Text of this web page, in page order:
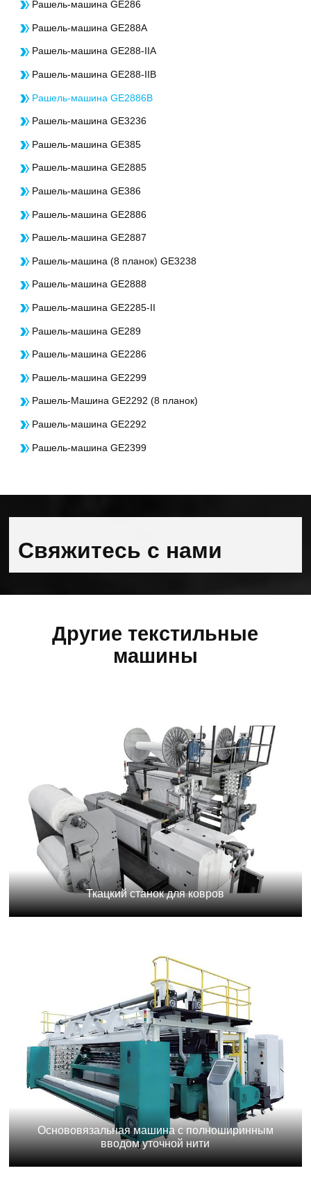
Рашель-машина GE286
Рашель-машина GE288A
Рашель-машина GE288-IIA
Рашель-машина GE288-IIB
Рашель-машина GE2886B
Рашель-машина GE3236
Рашель-машина GE385
Рашель-машина GE2885
Рашель-машина GE386
Рашель-машина GE2886
Рашель-машина GE2887
Рашель-машина (8 планок) GE3238
Рашель-машина GE2888
Рашель-машина GE2285-II
Рашель-машина GE289
Рашель-машина GE2286
Рашель-машина GE2299
Рашель-Машина GE2292 (8 планок)
Рашель-машина GE2292
Рашель-машина GE2399
Свяжитесь с нами
Другие текстильные
машины
Ткацкий станок для ковров
Основовязальная машина с полноширинным
вводом уточной нити